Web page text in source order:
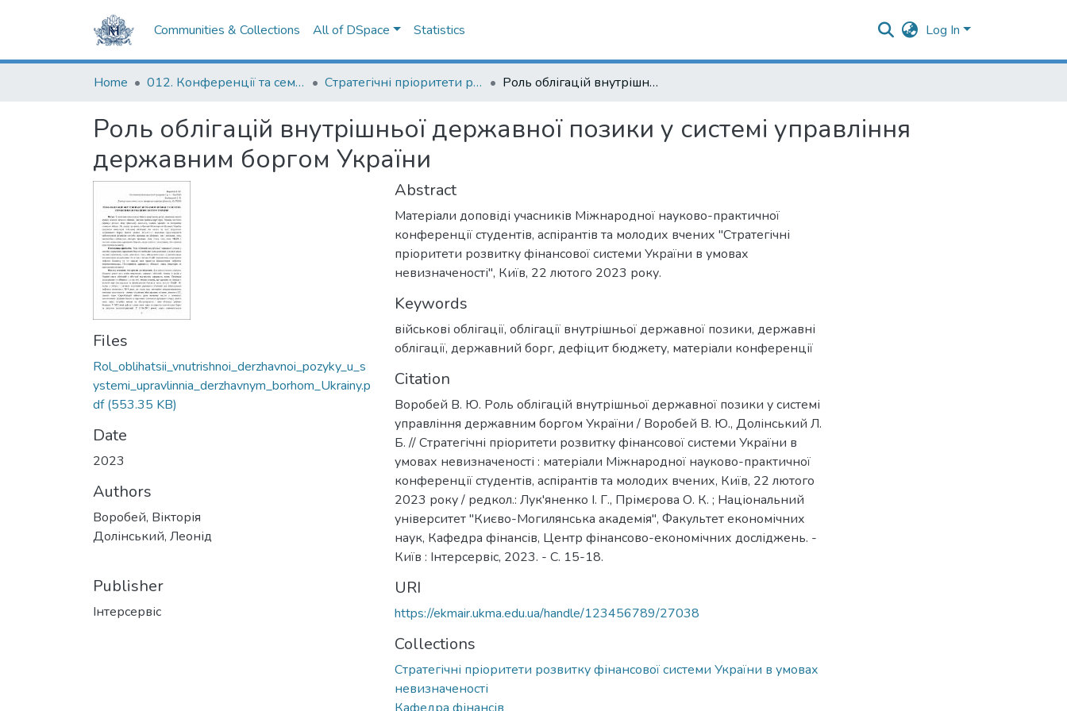
Communities & Collections All of DSpace Statistics Log In
Home 012. Конференції та семінари НаУКМА Стратегічні пріоритети розвитку фінансової системи України в умовах невизначеності Роль облігацій внутрішньої державної позики у системі управління державним боргом України
Роль облігацій внутрішньої державної позики у системі управління
державним боргом України
Files
Rol_oblihatsii_vnutrishnoi_derzhavnoi_pozyky_u_s
ystemi_upravlinnia_derzhavnym_borhom_Ukrainy.p
df(553.35 KB)
Date
2023
Authors
Воробей, Вікторія
Долінський, Леонід
Publisher
Інтерсервіс
Abstract
Матеріали доповіді учасників Міжнародної науково-практичної
конференції студентів, аспірантів та молодих вчених "Стратегічні
пріоритети розвитку фінансової системи України в умовах
невизначеності", Київ, 22 лютого 2023 року.
Keywords
військові облігації, облігації внутрішньої державної позики, державні
облігації, державний борг, дефіцит бюджету, матеріали конференції
Citation
Воробей В. Ю. Роль облігацій внутрішньої державної позики у системі
управління державним боргом України / Воробей В. Ю., Долінський Л.
Б. // Стратегічні пріоритети розвитку фінансової системи України в
умовах невизначеності : матеріали Міжнародної науково-практичної
конференції студентів, аспірантів та молодих вчених, Київ, 22 лютого
2023 року / редкол.: Лук'яненко І. Г., Прімєрова О. К. ; Національний
університет "Києво-Могилянська aкадемія", Факультет економічних
наук, Кафедра фінансів, Центр фінансово-економічних досліджень. -
Київ : Інтерсервіс, 2023. - С. 15-18.
URI
https://ekmair.ukma.edu.ua/handle/123456789/27038
Collections
Стратегічні пріоритети розвитку фінансової системи України в умовах
невизначеності